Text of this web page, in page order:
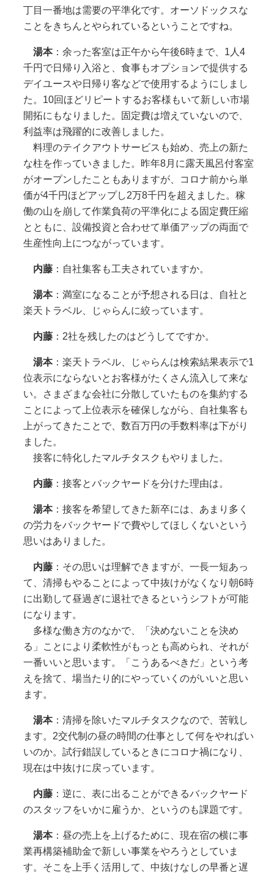
丁目一番地は需要の平準化です。オーソドックスな
ことをきちんとやられているということですね。
湯本：余った客室は正午から午後6時まで、1人4
千円で日帰り入浴と、食事もオプションで提供する
デイユースや日帰り客などで使用するようにしまし
た。10回ほどリピートするお客様もいて新しい市場
開拓にもなりました。固定費は増えていないので、
利益率は飛躍的に改善しました。
料理のテイクアウトサービスも始め、売上の新た
な柱を作っていきました。昨年8月に露天風呂付客室
がオープンしたこともありますが、コロナ前から単
価が4千円ほどアップし2万8千円を超えました。稼
働の山を崩して作業負荷の平準化による固定費圧縮
とともに、設備投資と合わせて単価アップの両面で
生産性向上につながっています。
内藤：自社集客も工夫されていますか。
湯本：満室になることが予想される日は、自社と
楽天トラベル、じゃらんに絞っています。
内藤：2社を残したのはどうしてですか。
湯本：楽天トラベル、じゃらんは検索結果表示で1
位表示にならないとお客様がたくさん流入して来な
い。さまざまな会社に分散していたものを集約する
ことによって上位表示を確保しながら、自社集客も
上がってきたことで、数百万円の手数料率は下がり
ました。
接客に特化したマルチタスクもやりました。
内藤：接客とバックヤードを分けた理由は。
湯本：接客を希望してきた新卒には、あまり多く
の労力をバックヤードで費やしてほしくないという
思いはありました。
内藤：その思いは理解できますが、一長一短あっ
て、清掃もやることによって中抜けがなくなり朝6時
に出勤して昼過ぎに退社できるというシフトが可能
になります。
多様な働き方のなかで、「決めないことを決め
る」ことにより柔軟性がもっとも高められ、それが
一番いいと思います。「こうあるべきだ」という考
えを捨て、場当たり的にやっていくのがいいと思い
ます。
湯本：清掃を除いたマルチタスクなので、苦戦し
ます。2交代制の昼の時間の仕事として何をやればい
いのか。試行錯誤しているときにコロナ禍になり、
現在は中抜けに戻っています。
内藤：逆に、表に出ることができるバックヤード
のスタッフをいかに雇うか、というのも課題です。
湯本：昼の売上を上げるために、現在宿の横に事
業再構築補助金で新しい事業をやろうとしていま
す。そこを上手く活用して、中抜けなしの早番と遅